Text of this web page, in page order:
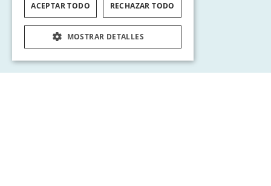
ACEPTAR TODO RECHAZAR TODO
MOSTRAR DETALLES